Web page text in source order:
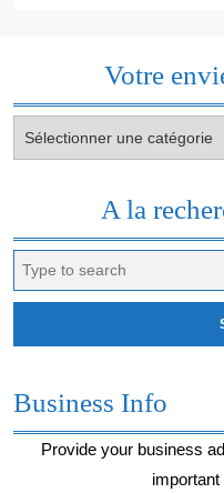
Votre
envie
A la
for:
Business Info
Provide your business
important